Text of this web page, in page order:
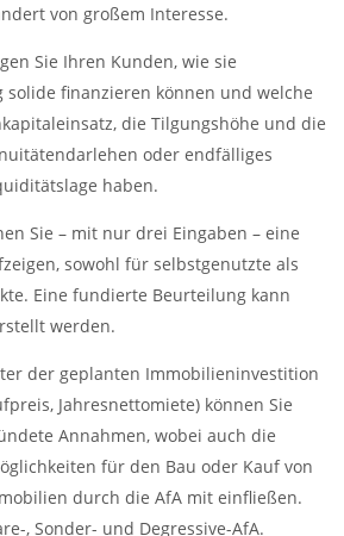
von großem Interesse.
Sie Ihren Kunden, wie sie
finanzieren können und welche
die Tilgungshöhe und die
oder endfälliges
haben.
Sie – mit nur drei Eingaben – eine
sowohl für selbstgenutzte als
Eine fundierte Beurteilung kann
werden.
der geplanten Immobilieninvestition
Jahresnettomiete) können Sie
Annahmen, wobei auch die
für den Bau oder Kauf von
durch die AfA mit einfließen.
, Sonder- und Degressive-AfA.